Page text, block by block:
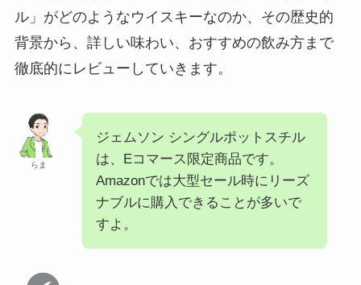
ル」がどのようなウイスキーなのか、その歴史的
背景から、詳しい味わい、おすすめの飲み方まで
徹底的にレビューしていきます。
らま
ジェムソン シングルポットスチル
は、Eコマース限定商品です。
Amazonでは大型セール時にリーズ
ナブルに購入できることが多いで
すよ。